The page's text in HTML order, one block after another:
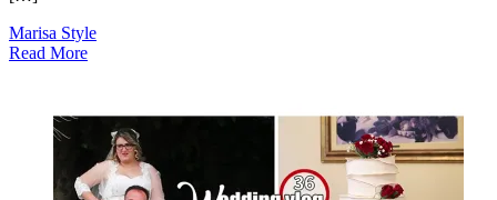
Marisa Style
Read More